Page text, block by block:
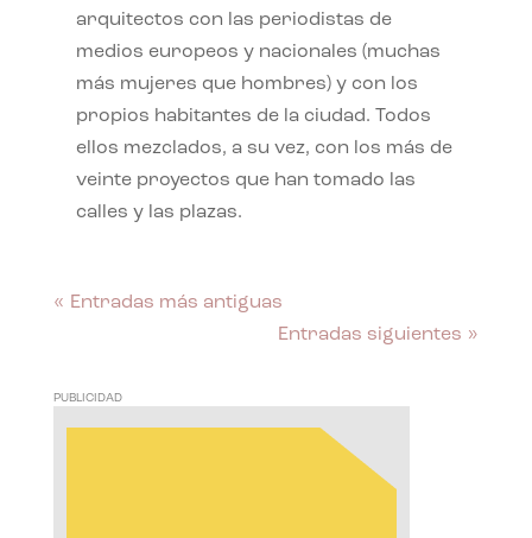
arquitectos con las periodistas de
medios europeos y nacionales (muchas
más mujeres que hombres) y con los
propios habitantes de la ciudad. Todos
ellos mezclados, a su vez, con los más de
veinte proyectos que han tomado las
calles y las plazas.
« Entradas más antiguas
Entradas siguientes »
PUBLICIDAD